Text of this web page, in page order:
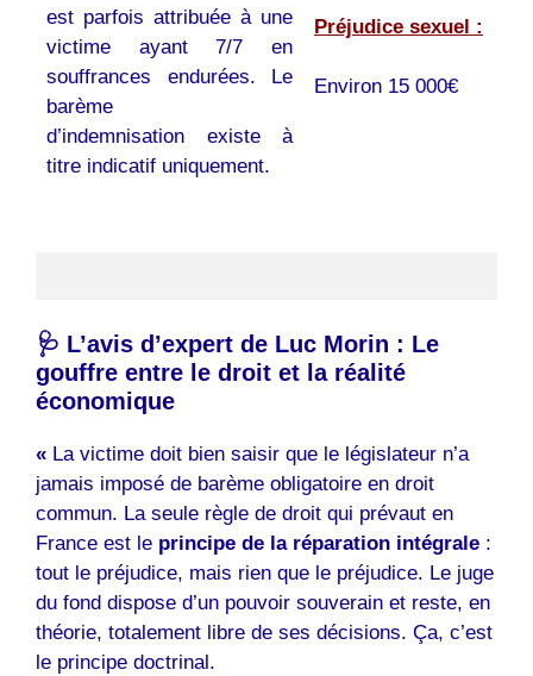
est parfois attribuée à une
victime ayant 7/7 en
souffrances endurées. Le
barème
d’indemnisation existe à
titre indicatif uniquement.
Préjudice sexuel :
Environ 15 000€
🩺 L’avis d’expert de Luc Morin : Le
gouffre entre le droit et la réalité
économique
« La victime doit bien saisir que le législateur n’a
jamais imposé de barème obligatoire en droit
commun. La seule règle de droit qui prévaut en
France est le principe de la réparation intégrale :
tout le préjudice, mais rien que le préjudice. Le juge
du fond dispose d’un pouvoir souverain et reste, en
théorie, totalement libre de ses décisions. Ça, c’est
le principe doctrinal.